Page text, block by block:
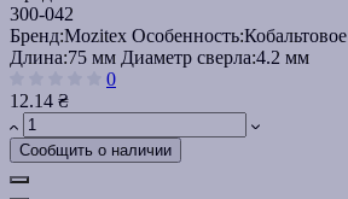
300-042
Бренд:Mozitex Особенность:Кобальтовое
Длина:75 мм Диаметр сверла:4.2 мм
0
12.14 ₴
Сообщить о наличии